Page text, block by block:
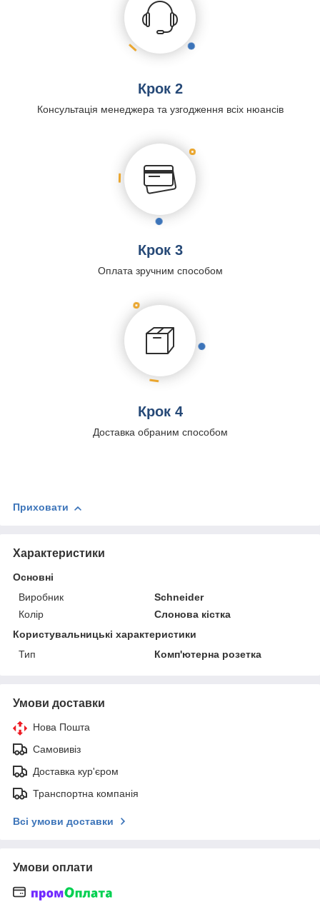
Крок 2
Консультація менеджера та узгодження всіх нюансів
Крок 3
Оплата зручним способом
Крок 4
Доставка обраним способом
Приховати
Характеристики
Основні
Виробник
Schneider
Колір
Слонова кістка
Користувальницькі характеристики
Тип
Комп'ютерна розетка
Умови доставки
Нова Пошта
Самовивіз
Доставка кур'єром
Транспортна компанія
Всі умови доставки
Умови оплати